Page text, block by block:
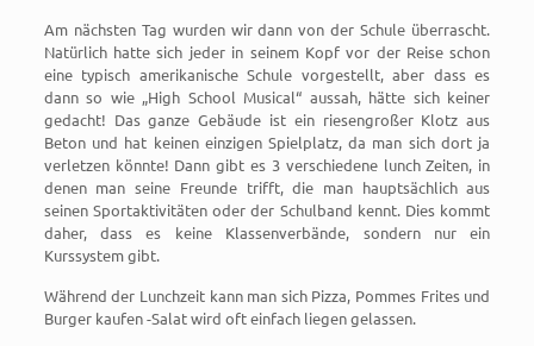
Am nächsten Tag wurden wir dann von der Schule überrascht.
Natürlich hatte sich jeder in seinem Kopf vor der Reise schon
eine typisch amerikanische Schule vorgestellt, aber dass es
dann so wie „High School Musical“ aussah, hätte sich keiner
gedacht! Das ganze Gebäude ist ein riesengroßer Klotz aus
Beton und hat keinen einzigen Spielplatz, da man sich dort ja
verletzen könnte! Dann gibt es 3 verschiedene lunch Zeiten, in
denen man seine Freunde trifft, die man hauptsächlich aus
seinen Sportaktivitäten oder der Schulband kennt. Dies kommt
daher, dass es keine Klassenverbände, sondern nur ein
Kurssystem gibt.
Während der Lunchzeit kann man sich Pizza, Pommes Frites und
Burger kaufen -Salat wird oft einfach liegen gelassen.